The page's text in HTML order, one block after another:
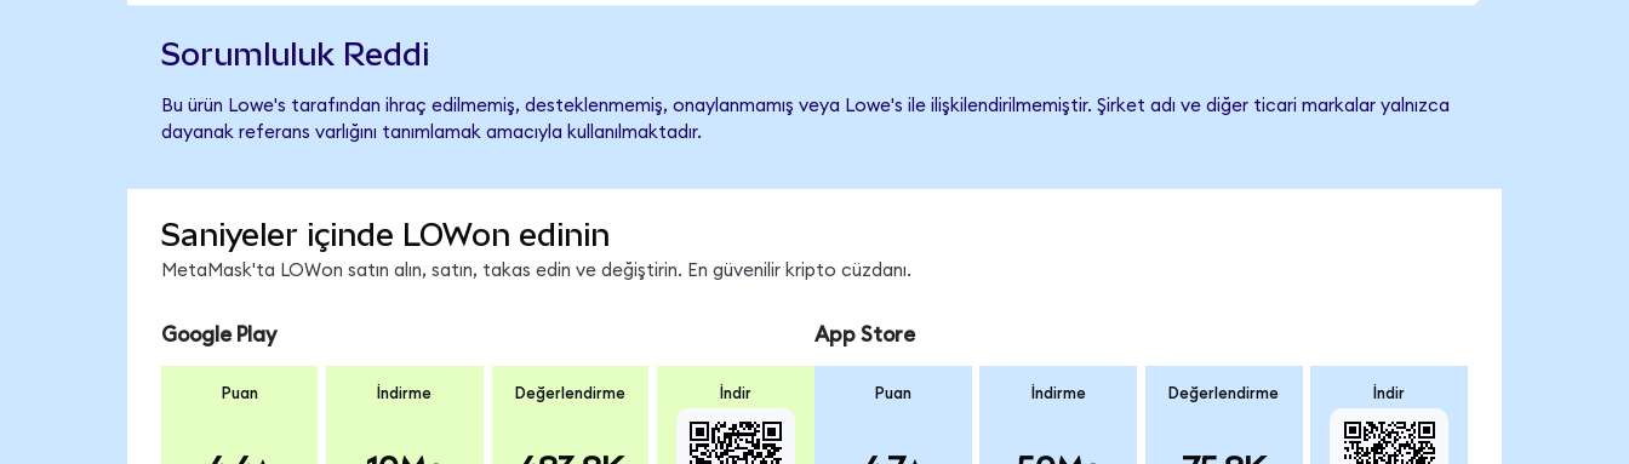
Sorumluluk Reddi
Bu ürün Lowe's tarafından ihraç edilmemiş, desteklenmemiş, onaylanmamış veya Lowe's ile ilişkilendirilmemiştir. Şirket adı ve diğer ticari markalar yalnızca
dayanak referans varlığını tanımlamak amacıyla kullanılmaktadır.
Saniyeler içinde LOWon edinin
MetaMask'ta LOWon satın alın, satın, takas edin ve değiştirin. En güvenilir kripto cüzdanı.
Google Play
Puan İndirme Değerlendirme İndir
App Store
Puan İndirme Değerlendirme İndir